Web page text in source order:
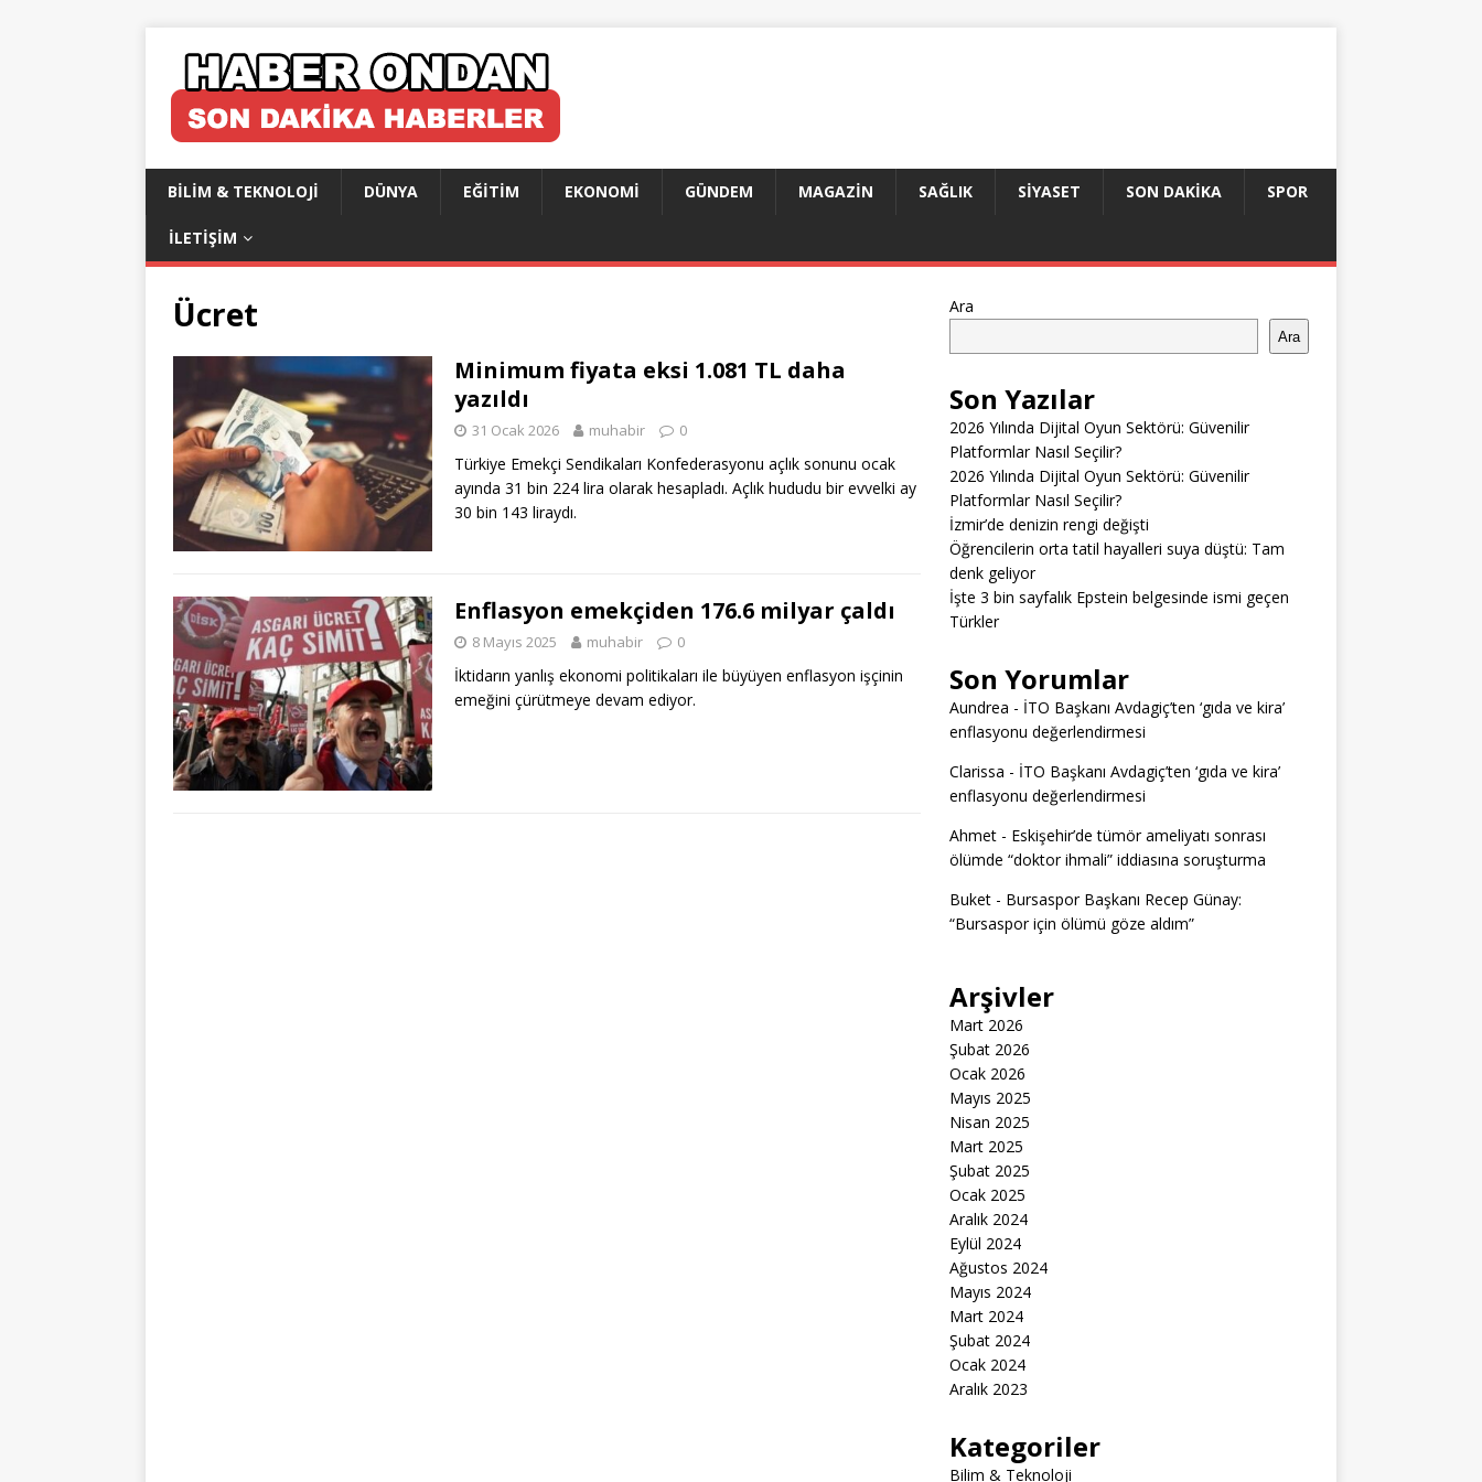
BILIM & TEKNOLOJI DÜNYA EĞITIM EKONOMI GÜNDEM MAGAZIN SAĞLIK SIYASET SON DAKIKA SPOR
İLETIŞIM
Ücret
Minimum fiyata eksi 1.081 TL daha
yazıldı
31 Ocak 2026 muhabir 0
Türkiye Emekçi Sendikaları Konfederasyonu açlık sonunu ocak
ayında 31 bin 224 lira olarak hesapladı. Açlık hududu bir evvelki ay
30 bin 143 liraydı.
Enflasyon emekçiden 176.6 milyar çaldı
8 Mayıs 2025 muhabir 0
İktidarın yanlış ekonomi politikaları ile büyüyen enflasyon işçinin
emeğini çürütmeye devam ediyor.
Ara
Ara
Son Yazılar
2026 Yılında Dijital Oyun Sektörü: Güvenilir
Platformlar Nasıl Seçilir?
2026 Yılında Dijital Oyun Sektörü: Güvenilir
Platformlar Nasıl Seçilir?
İzmir’de denizin rengi değişti
Öğrencilerin orta tatil hayalleri suya düştü: Tam
denk geliyor
İşte 3 bin sayfalık Epstein belgesinde ismi geçen
Türkler
Son Yorumlar
Aundrea - İTO Başkanı Avdagiç’ten ‘gıda ve kira’
enflasyonu değerlendirmesi
Clarissa - İTO Başkanı Avdagiç’ten ‘gıda ve kira’
enflasyonu değerlendirmesi
Ahmet- Eskişehir’de tümör ameliyatı sonrası
ölümde “doktor ihmali” iddiasına soruşturma
Buket- Bursaspor Başkanı Recep Günay:
“Bursaspor için ölümü göze aldım”
Arşivler
Mart 2026
Şubat 2026
Ocak 2026
Mayıs 2025
Nisan 2025
Mart 2025
Şubat 2025
Ocak 2025
Aralık 2024
Eylül 2024
Ağustos 2024
Mayıs 2024
Mart 2024
Şubat 2024
Ocak 2024
Aralık 2023
Kategoriler
Bilim & Teknoloji